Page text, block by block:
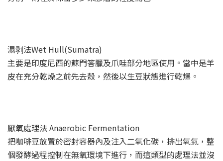
濕剥法Wet Hull(Sumatra)
主要是印度尼西的蘇門答臘及爪哇部分地區使用。當中是羊
皮在充分乾燥之前先去殼，然後以生豆狀態進行乾燥。
厭氧處理法 Anaerobic Fermentation
把咖啡豆放置於密封容器內及注入二氧化碳，排出氧氣，整
個發酵過程控制在無氧環境下進行，而這類型的處理法並沒